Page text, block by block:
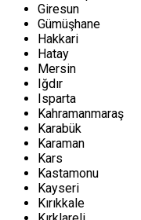
Giresun
Gümüşhane
Hakkari
Hatay
Mersin
Iğdır
Isparta
Kahramanmaraş
Karabük
Karaman
Kars
Kastamonu
Kayseri
Kırıkkale